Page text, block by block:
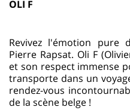
OLI F
Revivez l'émotion pure
Pierre Rapsat. Oli F
et son respect immense
transporte dans un
rendez-vous
de la scène belge !